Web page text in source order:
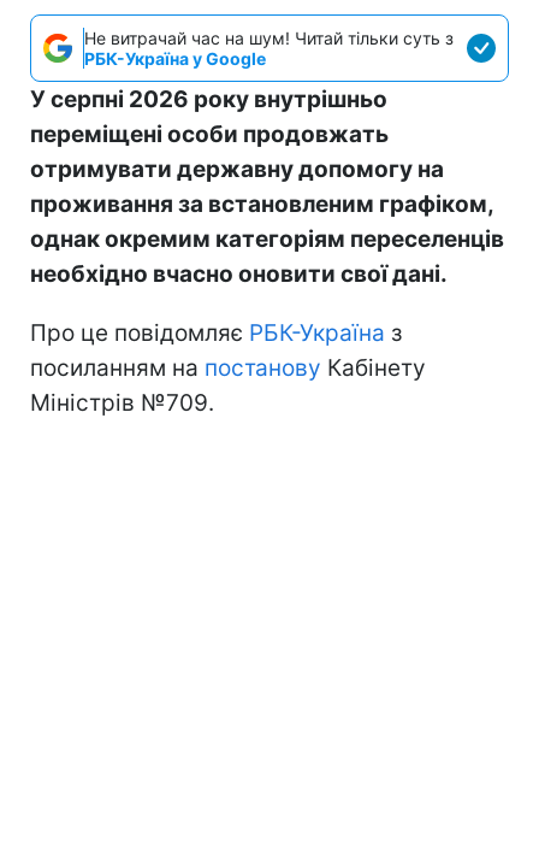
Не витрачай час на шум! Читай тільки суть з
РБК-Україна у Google
У серпні 2026 року внутрішньо
переміщені особи продовжать
отримувати державну допомогу на
проживання за встановленим графіком,
однак окремим категоріям переселенців
необхідно вчасно оновити свої дані.
Про це повідомляє РБК-Україна з
посиланням на постанову Кабінету
Міністрів №709.